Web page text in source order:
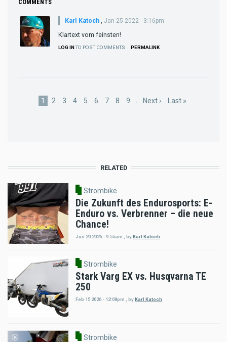
COMMENTS
Karl Katoch Jan 25 2022 - 3:16pm
Klartext vom feinsten!
LOG IN TO POST COMMENTS PERMALINK
Current
1 Page
2 Page
3 Page
4 Page
5 Page
6 Page
7 Page
8 Page
9
Next
Next ›
Last
Last »
RELATED
Strombike
Die Zukunft des Endurosports: E-
Enduro vs. Verbrenner – die neue
Chance!
Jun 20 2026 - 9:55am byKarl Katoch
Strombike
Stark Varg EX vs. Husqvarna TE
250
Feb 15 2026 - 12:08pm byKarl Katoch
Strombike